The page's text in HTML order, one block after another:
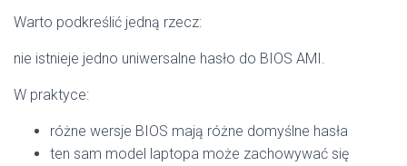
Warto podkreślić jedną rzecz:
nie istnieje jedno uniwersalne hasło do BIOS AMI.
W praktyce:
różne wersje BIOS mają różne domyślne hasła
ten sam model laptopa może zachowywać się